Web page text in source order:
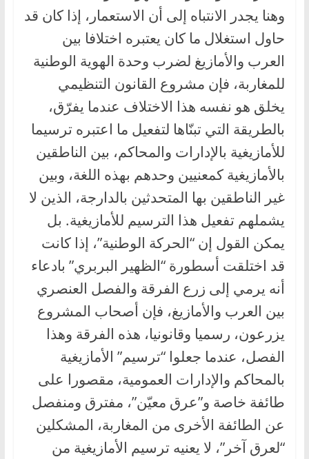
وهنا يجدر الانتباه إلى أن الاستعمار، إذا كان قد
حاول استغلال ما كان يعتبره اختلافا بين
العرب والأمازيغ لضرب وحدة الهوية الوطنية
للمغاربة، فإن مشروع القانون التنظيمي
يخلق هو نفسه هذا الاختلاف عندما يفرّق،
بالطريقة التي تبنّاها لتفعيل ما اعتبره ترسيما
للأمازيغية بالإدارات والمحاكم، بين الناطقين
بالأمازيغية كمعنيين وحدهم بهذه اللغة، وبين
غير الناطقين بها المتحدثين بالدارجة، الذين لا
يشملهم تفعيل هذا الترسيم للأمازيغية. بل
يمكن القول إن “الحركة الوطنية”، إذا كانت
قد اختلقت أسطورة “الظهير البربري” بادعاء
أنه يرمي إلى زرع الفرقة والفصل العنصري
بين العرب والأمازيغ، فإن أصحاب المشروع
يزرعون، رسميا وقانونيا، هذه الفرقة وهذا
الفصل، عندما جعلوا “ترسيم” الأمازيغية
بالمحاكم والإدارات العمومية، مقصورا على
طائفة خاصة و”عرق معيّن”، مفترق ومنفصل
عن الطائفة الأخرى من المغاربة، المشكلين
“لعرق آخر”، لا يعنيه ترسيم الأمازيغية من